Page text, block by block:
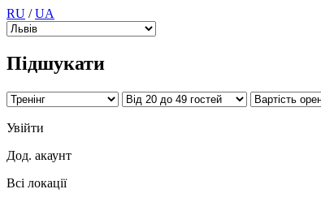
RU /UA
Підшукати
Увійти
Дод. акаунт
Всі локації